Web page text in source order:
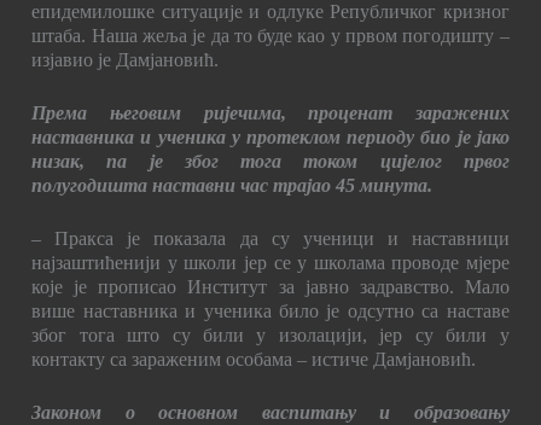
епидемилошке ситуације и одлуке Републичког кризног
штаба. Наша жеља је да то буде као у првом погодишту –
изјавио је Дамјановић.
Према његовим ријечима, проценат заражених
наставника и ученика у протеклом периоду био је јако
низак, па је због тога током цијелог првог
полугодишта наставни час трајао 45 минута.
– Пракса је показала да су ученици и наставници
најзаштићенији у школи јер се у школама проводе мјере
које је прописао Институт за јавно задравство. Мало
више наставника и ученика било је одсутно са наставе
због тога што су били у изолацији, јер су били у
контакту са зараженим особама – истиче Дамјановић.
Законом о основном васпитању и образовању